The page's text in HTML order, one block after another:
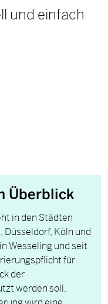
und einfach
Überblick
in den Städten
Düsseldorf, Köln und
Wesseling und seit
für
der
werden soll.